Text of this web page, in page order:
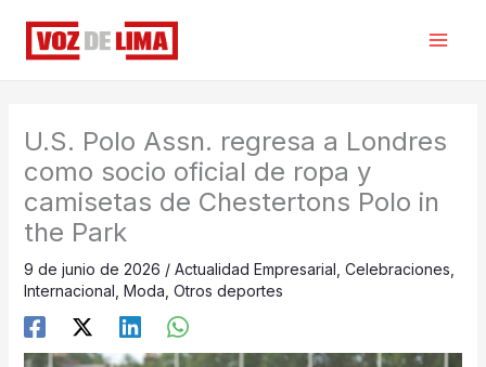
contenido
U.S. Polo Assn. regresa a Londres
como socio oficial de ropa y
camisetas de Chestertons Polo in
the Park
9 de junio de 2026 / Actualidad Empresarial Celebraciones
Internacional Moda Otros deportes